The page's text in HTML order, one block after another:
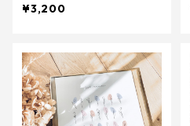
ィング
¥3,200